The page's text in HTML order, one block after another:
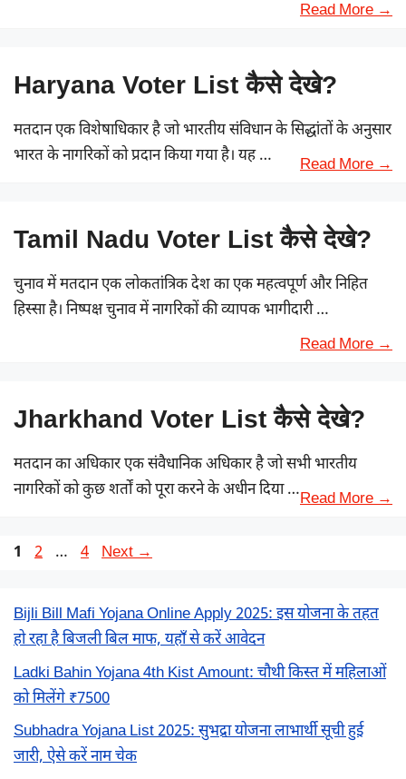
Read More →
Haryana Voter List कैसे देखे?
मतदान एक विशेषाधिकार है जो भारतीय संविधान के सिद्धांतों के अनुसार
भारत के नागरिकों को प्रदान किया गया है। यह …
Read More →
Tamil Nadu Voter List कैसे देखे?
चुनाव में मतदान एक लोकतांत्रिक देश का एक महत्वपूर्ण और निहित
हिस्सा है। निष्पक्ष चुनाव में नागरिकों की व्यापक भागीदारी …
Read More →
Jharkhand Voter List कैसे देखे?
मतदान का अधिकार एक संवैधानिक अधिकार है जो सभी भारतीय
नागरिकों को कुछ शर्तों को पूरा करने के अधीन दिया …Read More →
Page
1 Page
2 … Page
4 Next→
Bijli Bill Mafi Yojana Online Apply 2025: इस योजना के तहत
हो रहा है बिजली बिल माफ, यहाँ से करें आवेदन
Ladki Bahin Yojana 4th Kist Amount: चौथी किस्त में महिलाओं
को मिलेंगे ₹7500
Subhadra Yojana List 2025: सुभद्रा योजना लाभार्थी सूची हुई
जारी, ऐसे करें नाम चेक